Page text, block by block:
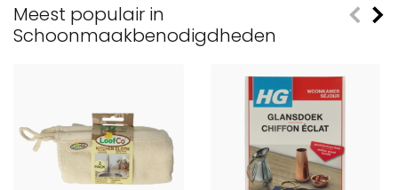
Meest populair in
Schoonmaakbenodigdheden